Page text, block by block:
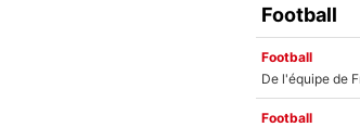
Football
Football
Football